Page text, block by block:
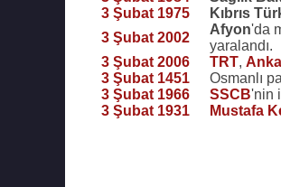
3 Şubat 1975
Kıbrıs
3 Şubat 2002
Afyon'da
yaralandı.
3 Şubat 2006
TRT,
3 Şubat 1451
Osmanlı
3 Şubat 1966
SSCB'nin
3 Şubat 1931
Mustafa